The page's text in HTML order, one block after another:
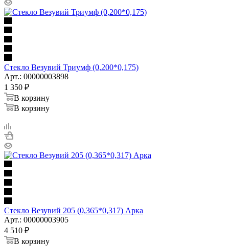
Стекло Везувий Триумф (0,200*0,175)
Арт.: 00000003898
1 350 ₽
В корзину
В корзину
Стекло Везувий 205 (0,365*0,317) Арка
Арт.: 00000003905
4 510 ₽
В корзину